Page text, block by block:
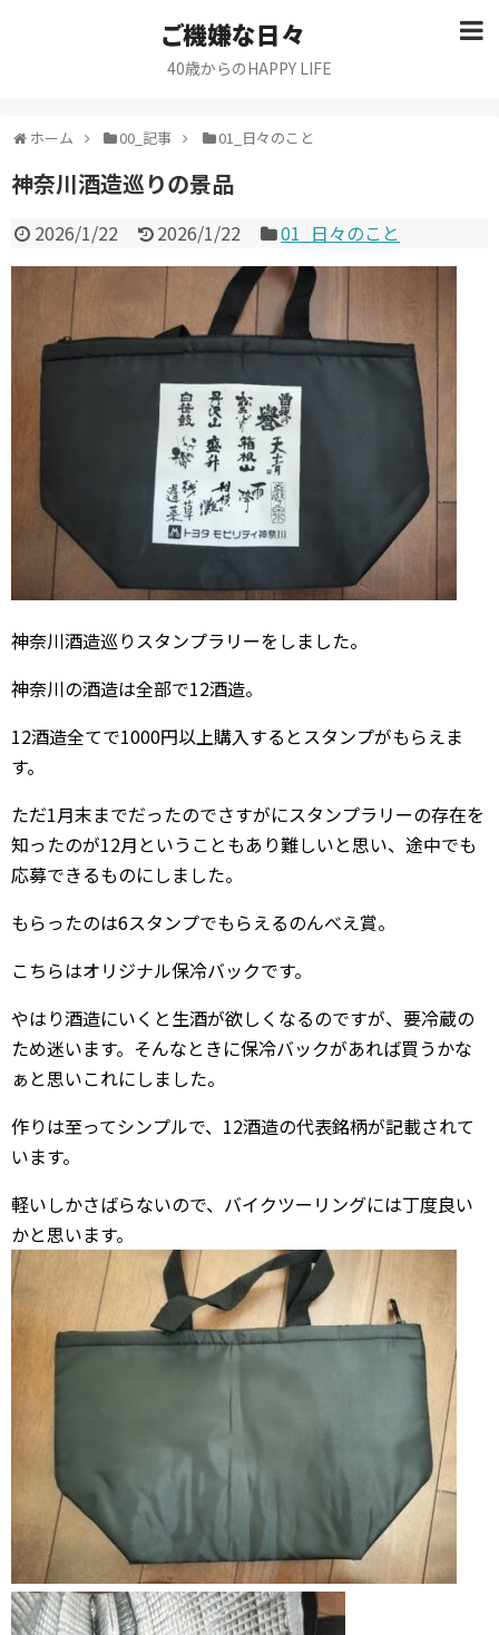
ご機嫌な日々
40歳からのHAPPY LIFE
ホーム 00_記事 01_日々のこと
神奈川酒造巡りの景品
2026/1/22 2026/1/22 01_日々のこと
神奈川酒造巡りスタンプラリーをしました。
神奈川の酒造は全部で12酒造。
12酒造全てで1000円以上購入するとスタンプがもらえま
す。
ただ1月末までだったのでさすがにスタンプラリーの存在を
知ったのが12月ということもあり難しいと思い、途中でも
応募できるものにしました。
もらったのは6スタンプでもらえるのんべえ賞。
こちらはオリジナル保冷バックです。
やはり酒造にいくと生酒が欲しくなるのですが、要冷蔵の
ため迷います。そんなときに保冷バックがあれば買うかな
ぁと思いこれにしました。
作りは至ってシンプルで、12酒造の代表銘柄が記載されて
います。
軽いしかさばらないので、バイクツーリングには丁度良い
かと思います。